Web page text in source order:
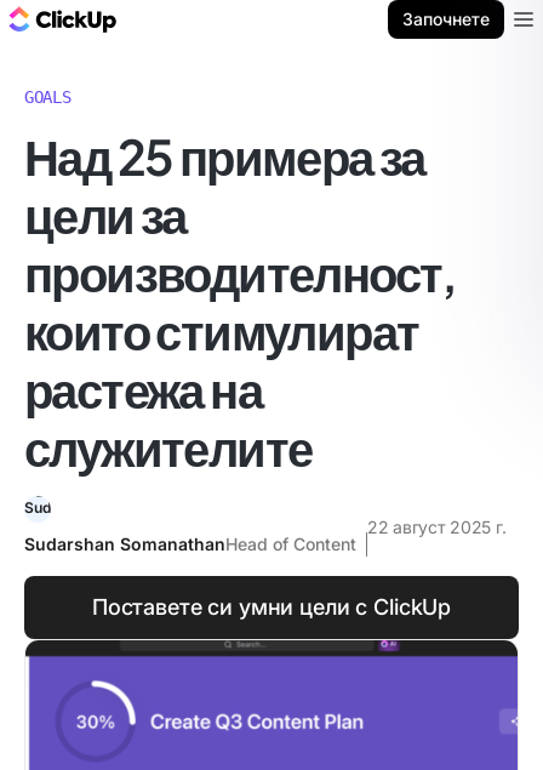
Започнете
GOALS
Над 25 примера за
цели за
производителност,
които стимулират
растежа на
служителите
Sudarshan SomanathanHead of Content
22 август 2025 г.
Поставете си умни цели с ClickUp